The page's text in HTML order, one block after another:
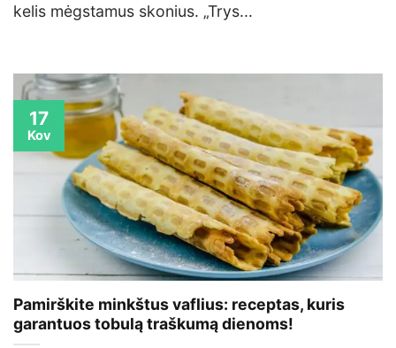
kelis mėgstamus skonius. „Trys...
Pamirškite minkštus vaflius: receptas, kuris
garantuos tobulą traškumą dienoms!
17
Kov